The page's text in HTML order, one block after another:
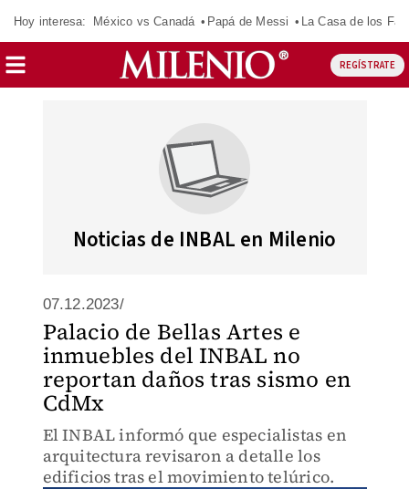
Hoy interesa: México vs Canadá Papá de Messi La Casa de los
REGÍSTRATE
Noticias de INBAL en Milenio
07.12.2023/
Palacio de Bellas Artes e
inmuebles del INBAL no
reportan daños tras sismo en
CdMx
El INBAL informó que especialistas en
arquitectura revisaron a detalle los
edificios tras el movimiento telúrico.